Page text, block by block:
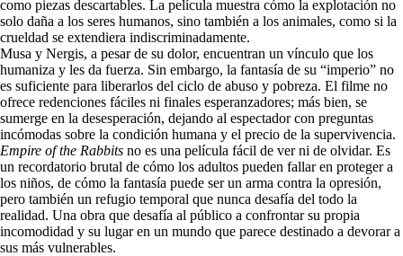
como piezas descartables. La película muestra cómo la explotación no
solo daña a los seres humanos, sino también a los animales, como si la
crueldad se extendiera indiscriminadamente.
Musa y Nergis, a pesar de su dolor, encuentran un vínculo que los
humaniza y les da fuerza. Sin embargo, la fantasía de su “imperio” no
es suficiente para liberarlos del ciclo de abuso y pobreza. El filme no
ofrece redenciones fáciles ni finales esperanzadores; más bien, se
sumerge en la desesperación, dejando al espectador con preguntas
incómodas sobre la condición humana y el precio de la supervivencia.
Empire of the Rabbits no es una película fácil de ver ni de olvidar. Es
un recordatorio brutal de cómo los adultos pueden fallar en proteger a
los niños, de cómo la fantasía puede ser un arma contra la opresión,
pero también un refugio temporal que nunca desafía del todo la
realidad. Una obra que desafía al público a confrontar su propia
incomodidad y su lugar en un mundo que parece destinado a devorar a
sus más vulnerables.